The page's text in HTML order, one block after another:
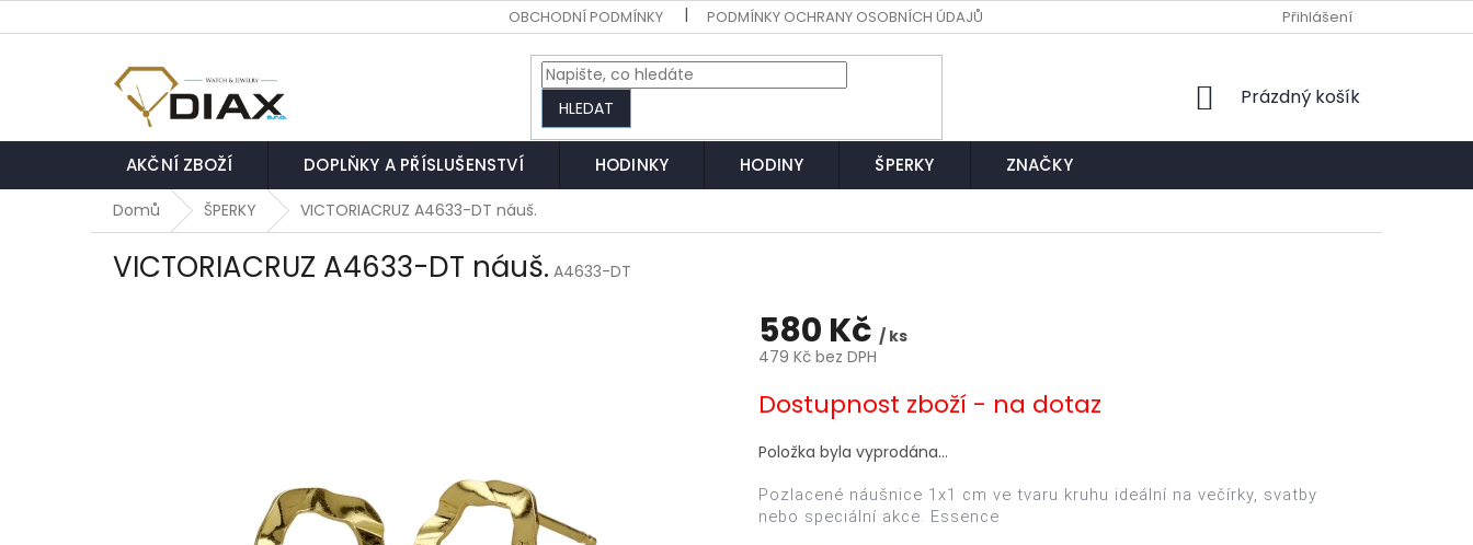
na
OBCHODNÍ PODMÍNKY PODMÍNKY OCHRANY OSOBNÍCH ÚDAJŮ EXPEDIČNÍ A KONTAKTNÍ MÍSTO
Přihlášení
HLEDAT
NÁKUPNÍ
Prázdný košík
AKČNÍ ZBOŽÍ DOPLŇKY A PŘÍSLUŠENSTVÍ HODINKY HODINY ŠPERKY ZNAČKY
Domů ŠPERKY VICTORIACRUZ A4633-DT náuš.
VICTORIACRUZ A4633-DT náuš. A4633-DT
580 Kč / ks
479 Kč bez DPH
cena:
Dostupnost zboží - na dotaz
Položka byla vyprodána…
Pozlacené náušnice 1x1 cm ve tvaru kruhu ideální na večírky, svatby
nebo speciální akce. Essence